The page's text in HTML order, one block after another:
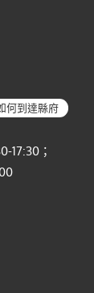
何到達縣府
17:30；